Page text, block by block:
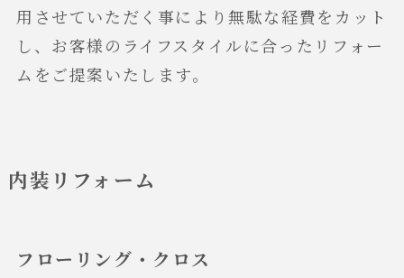
用させていただく事により無駄な経費をカット
し、お客様のライフスタイルに合ったリフォー
ムをご提案いたします。
内装リフォーム
フローリング・クロス